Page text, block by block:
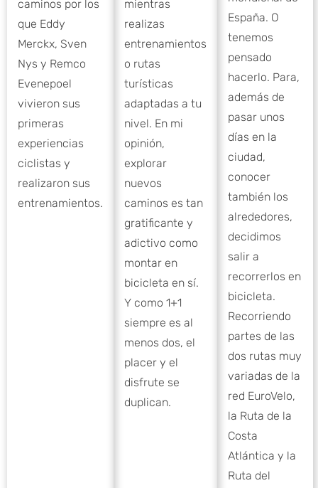
caminos por los
que Eddy
Merckx, Sven
Nys y Remco
Evenepoel
vivieron sus
primeras
experiencias
ciclistas y
realizaron sus
entrenamientos.
mientras
realizas
entrenamientos
o rutas
turísticas
adaptadas a tu
nivel. En mi
opinión,
explorar
nuevos
caminos es tan
gratificante y
adictivo como
montar en
bicicleta en sí.
Y como 1+1
siempre es al
menos dos, el
placer y el
disfrute se
duplican.
España. O
tenemos
pensado
hacerlo. Para,
además de
pasar unos
días en la
ciudad,
conocer
también los
alrededores,
decidimos
salir a
recorrerlos en
bicicleta.
Recorriendo
partes de las
dos rutas muy
variadas de la
red EuroVelo,
la Ruta de la
Costa
Atlántica y la
Ruta del